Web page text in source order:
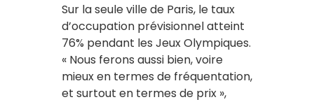
Sur la seule ville de Paris, le taux
d’occupation prévisionnel atteint
76% pendant les Jeux Olympiques.
« Nous ferons aussi bien, voire
mieux en termes de fréquentation,
et surtout en termes de prix »,